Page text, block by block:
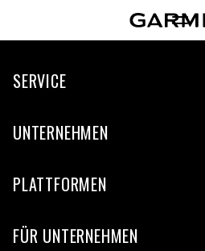
SERVICE
UNTERNEHMEN
PLATTFORMEN
FÜR UNTERNEHMEN